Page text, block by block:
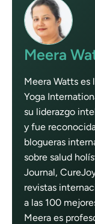
Meera
Meera Watts es
Yoga
su liderazgo
y fue
blogueras
sobre salud
Journal,
revistas
a las 100
Meera es